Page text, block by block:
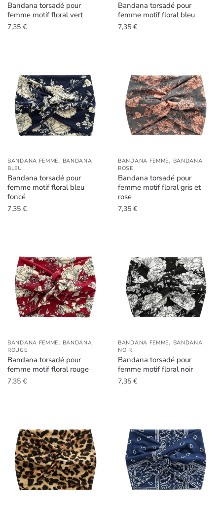
Bandana torsadé pour
femme motif floral vert
7,35 €
Bandana torsadé pour
femme motif floral bleu
7,35 €
BANDANA FEMME, BANDANA
BLEU
Bandana torsadé pour
femme motif floral bleu
foncé
7,35 €
BANDANA FEMME, BANDANA
ROSE
Bandana torsadé pour
femme motif floral gris et
rose
7,35 €
BANDANA FEMME, BANDANA
ROUGE
Bandana torsadé pour
femme motif floral rouge
7,35 €
BANDANA FEMME, BANDANA
NOIR
Bandana torsadé pour
femme motif floral noir
7,35 €